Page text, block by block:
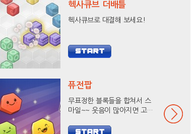
헥사큐브 더배틀
헥사큐브로 대결해 보세요!
퓨전팝
무표정한 블록들을 합쳐서 스
마일~~ 웃음이 많아지면 고득